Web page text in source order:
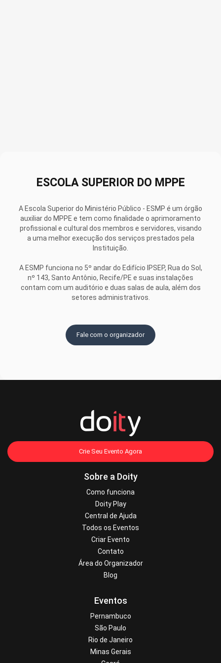
ESCOLA SUPERIOR DO MPPE
A Escola Superior do Ministério Público - ESMP é um órgão
auxiliar do MPPE e tem como finalidade o aprimoramento
profissional e cultural dos membros e servidores, visando
a uma melhor execução dos serviços prestados pela
Instituição.
A ESMP funciona no 5º andar do Edifício IPSEP, Rua do Sol,
nº 143, Santo Antônio, Recife/PE e suas instalações
contam com um auditório e duas salas de aula, além dos
setores administrativos.
Fale com o organizador
Crie Seu Evento Agora
Sobre a Doity
Como funciona
Doity Play
Central de Ajuda
Todos os Eventos
Criar Evento
Contato
Área do Organizador
Blog
Eventos
Pernambuco
São Paulo
Rio de Janeiro
Minas Gerais